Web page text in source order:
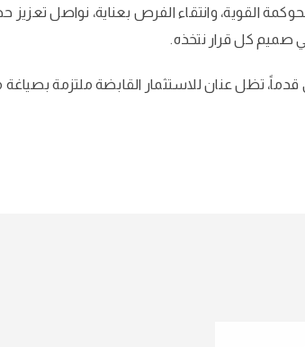
القوية، وانتقاء الفرص بعناية، نواصل
صميم كل قرار نتخذه.
تظل عنان للاستثمار القابضة ملتزمة